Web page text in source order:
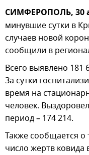
СИМФЕРОПОЛЬ, 30
минувшие сутки в
случаев новой
сообщили в
Всего выявлено 181
За сутки
время на
человек.
период – 174 214.
Также сообщается о
число жертв ковида